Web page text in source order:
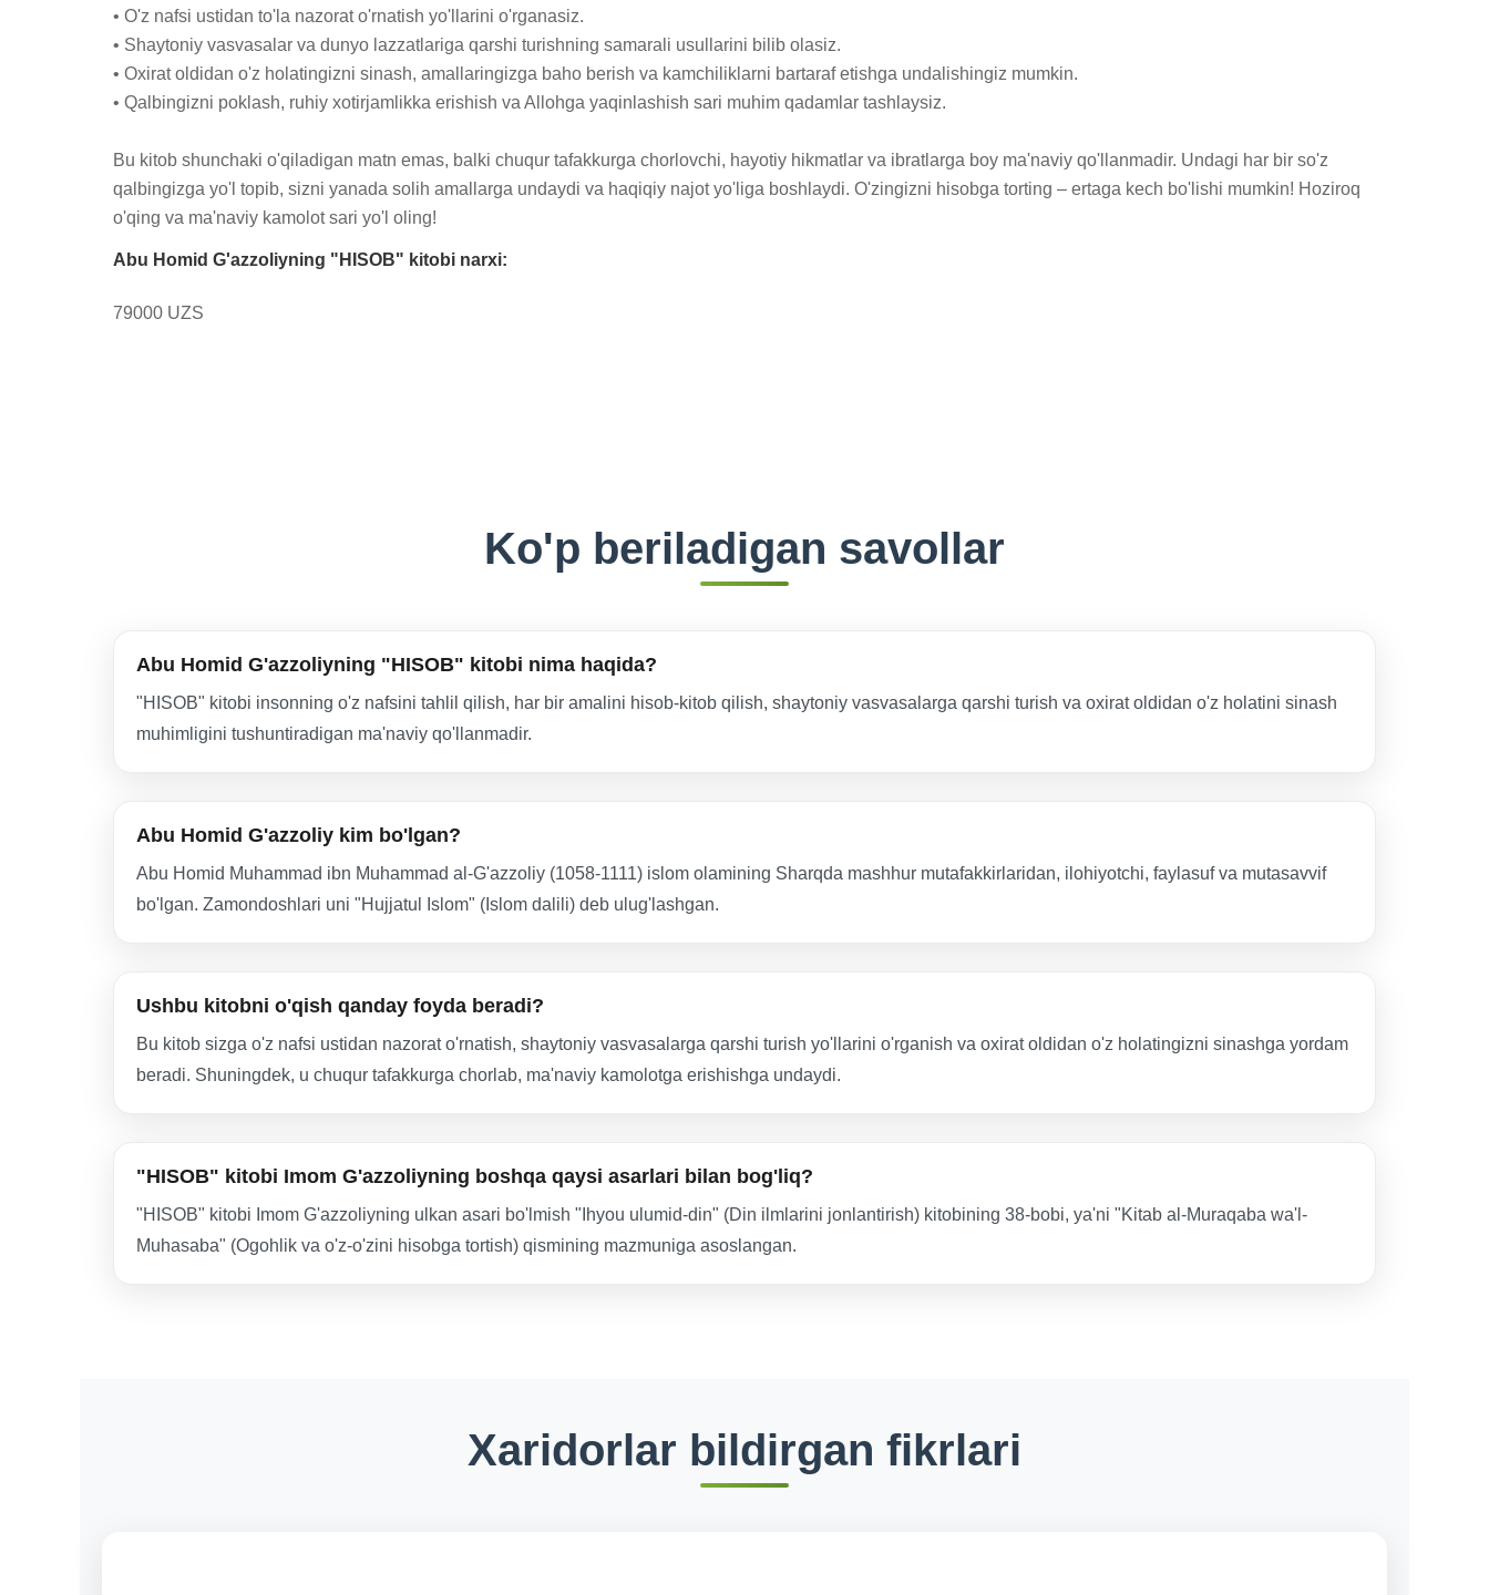
• O'z nafsi ustidan to'la nazorat o'rnatish yo'llarini o'rganasiz.
• Shaytoniy vasvasalar va dunyo lazzatlariga qarshi turishning samarali usullarini bilib olasiz.
• Oxirat oldidan o'z holatingizni sinash, amallaringizga baho berish va kamchiliklarni bartaraf etishga undalishingiz mumkin.
• Qalbingizni poklash, ruhiy xotirjamlikka erishish va Allohga yaqinlashish sari muhim qadamlar tashlaysiz.
Bu kitob shunchaki o'qiladigan matn emas, balki chuqur tafakkurga chorlovchi, hayotiy hikmatlar va ibratlarga boy ma'naviy qo'llanmadir. Undagi har bir so'z
qalbingizga yo'l topib, sizni yanada solih amallarga undaydi va haqiqiy najot yo'liga boshlaydi. O'zingizni hisobga torting – ertaga kech bo'lishi mumkin! Hoziroq
o'qing va ma'naviy kamolot sari yo'l oling!
Abu Homid G'azzoliyning "HISOB" kitobi narxi:
79000 UZS
Ko'p beriladigan savollar
Abu Homid G'azzoliyning "HISOB" kitobi nima haqida?
"HISOB" kitobi insonning o'z nafsini tahlil qilish, har bir amalini hisob-kitob qilish, shaytoniy vasvasalarga qarshi turish va oxirat oldidan o'z holatini sinash
muhimligini tushuntiradigan ma'naviy qo'llanmadir.
Abu Homid G'azzoliy kim bo'lgan?
Abu Homid Muhammad ibn Muhammad al-G'azzoliy (1058-1111) islom olamining Sharqda mashhur mutafakkirlaridan, ilohiyotchi, faylasuf va mutasavvif
bo'lgan. Zamondoshlari uni "Hujjatul Islom" (Islom dalili) deb ulug'lashgan.
Ushbu kitobni o'qish qanday foyda beradi?
Bu kitob sizga o'z nafsi ustidan nazorat o'rnatish, shaytoniy vasvasalarga qarshi turish yo'llarini o'rganish va oxirat oldidan o'z holatingizni sinashga yordam
beradi. Shuningdek, u chuqur tafakkurga chorlab, ma'naviy kamolotga erishishga undaydi.
"HISOB" kitobi Imom G'azzoliyning boshqa qaysi asarlari bilan bog'liq?
"HISOB" kitobi Imom G'azzoliyning ulkan asari bo'lmish "Ihyou ulumid-din" (Din ilmlarini jonlantirish) kitobining 38-bobi, ya'ni "Kitab al-Muraqaba wa'l-
Muhasaba" (Ogohlik va o'z-o'zini hisobga tortish) qismining mazmuniga asoslangan.
Xaridorlar bildirgan fikrlari